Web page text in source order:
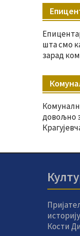
шта смо
зарад
довољно
Кости